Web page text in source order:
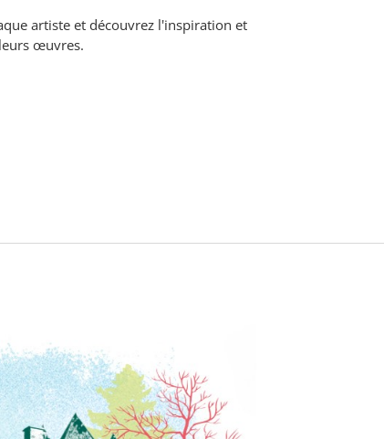
artiste et découvrez l'inspiration et
œuvres.